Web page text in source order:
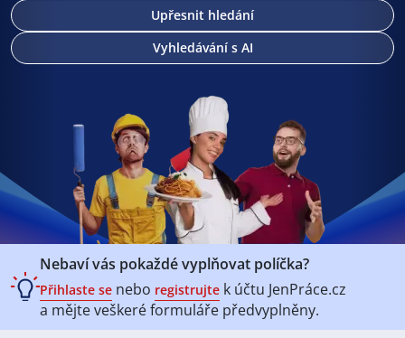
Upřesnit hledání
Vyhledávání s AI
Nebaví vás pokaždé vyplňovat políčka?
Přihlaste se nebo registrujte k účtu JenPráce.cz
a mějte veškeréformuláře předvyplněny.